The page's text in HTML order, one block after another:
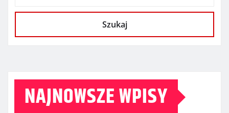
Szukaj
NAJNOWSZE WPISY